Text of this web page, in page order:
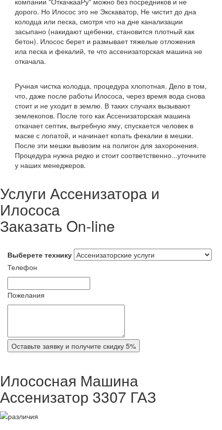
дорого. Но Илосос это не Экскаватор, Не чистит до дна
колодца или песка, смотря что на дне канализации
засыпано (накидают щебенки, становится плотный как
бетон). Илосос берет и размывает тяжелые отложения
ила песка и фекалий, те что ассенизаторская машина не
откачала.
Ручная чистка колодца, процедура хлопотная. Дело в том,
что, даже после работы Илососа, через время вода снова
стоит и не уходит в землю. В таких случаях вызывают
землекопов. После того как Ассенизаторская машина
откачает септик, выгребную яму, спускается человек в
маске с лопатой, и начинает копать фекалии в мешки.
После эти мешки вывозим на полигон для захоронения.
Процедура нужна редко и стоит соответственно...уточните
у наших менеджеров.
Услуги Ассенизатора и
Илососа
Заказать On-line
Выберете технику
Телефон
Пожелания
Оставьте заявку и получите скидку 5%
Илососная Машина
Ассенизатор 3307 ГАЗ